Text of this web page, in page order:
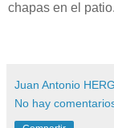
chapas en el patio.
Juan Antonio
No hay